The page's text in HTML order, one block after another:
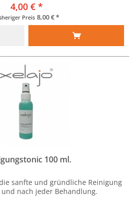
4,00 € *
Preis 8,00 € *
100 ml.
sanfte und gründliche Reinigung
nach jeder Behandlung.